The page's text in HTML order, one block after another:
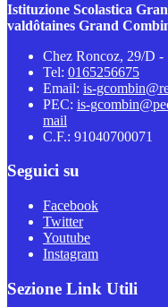
Istituzione Scolastica
valdôtaines Grand
Chez Roncoz, 29/D -
Tel: 0165256675
Email: is-
PEC: is-
mail
C.F.: 91040700071
Seguici su
Facebook
Twitter
Youtube
Instagram
Sezione Link Utili